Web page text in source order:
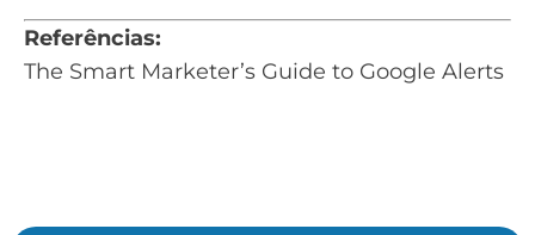
Referências:
The Smart Marketer’s Guide to Google Alerts